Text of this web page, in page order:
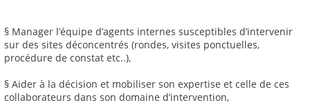
§ Manager l’équipe d’agents internes susceptibles d’intervenir
sur des sites déconcentrés (rondes, visites ponctuelles,
procédure de constat etc..),
§ Aider à la décision et mobiliser son expertise et celle de ces
collaborateurs dans son domaine d’intervention,